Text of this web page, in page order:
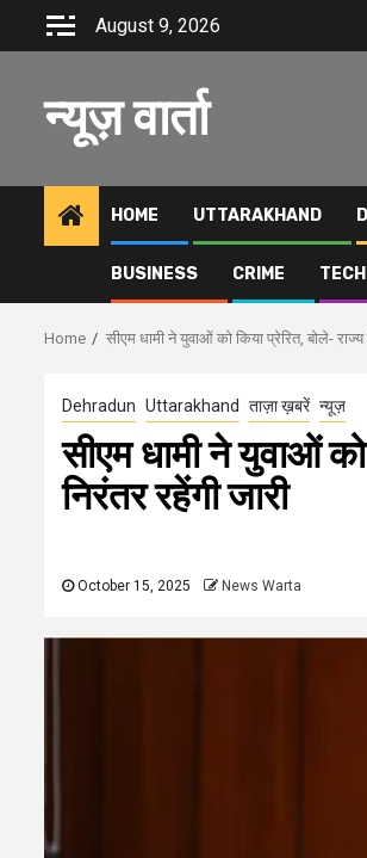
August 9, 2026
न्यूज़ वार्ता
HOME UTTARAKHAND
BUSINESS CRIME TECH
Home सीएम धामी ने युवाओं को किया प्रेरित, बोले- राज्य
Dehradun Uttarakhand ताज़ा ख़बरें न्यूज़
सीएम धामी ने युवाओं को
निरंतर रहेंगी जारी
October 15, 2025 News Warta